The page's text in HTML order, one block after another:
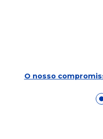
O nosso